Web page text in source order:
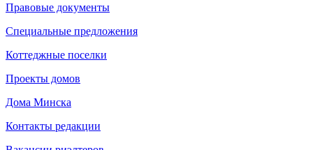
Правовые документы
Специальные предложения
Коттеджные поселки
Проекты домов
Дома Минска
Контакты редакции